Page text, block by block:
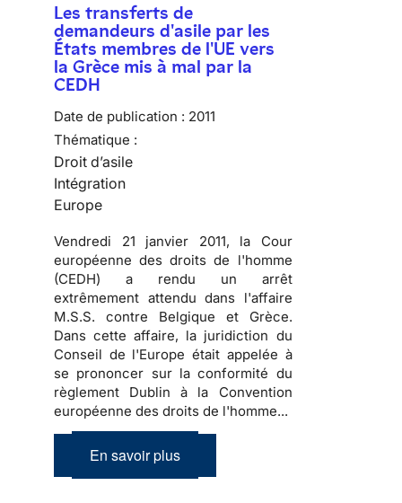
Les transferts de
demandeurs d'asile par les
États membres de l'UE vers
la Grèce mis à mal par la
CEDH
Date de publication : 2011
Thématique :
Droit d’asile
Intégration
Europe
Vendredi 21 janvier 2011, la Cour
européenne des droits de l'homme
(CEDH) a rendu un arrêt
extrêmement attendu dans l'affaire
M.S.S. contre Belgique et Grèce.
Dans cette affaire, la juridiction du
Conseil de l'Europe était appelée à
se prononcer sur la conformité du
règlement Dublin à la Convention
européenne des droits de l'homme...
En savoir plus